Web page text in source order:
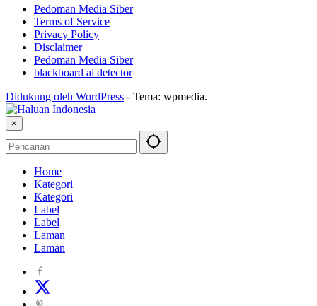
Pedoman Media Siber
Terms of Service
Privacy Policy
Disclaimer
Pedoman Media Siber
blackboard ai detector
Didukung oleh WordPress - Tema: wpmedia.
×
Home
Kategori
Kategori
Label
Label
Laman
Laman